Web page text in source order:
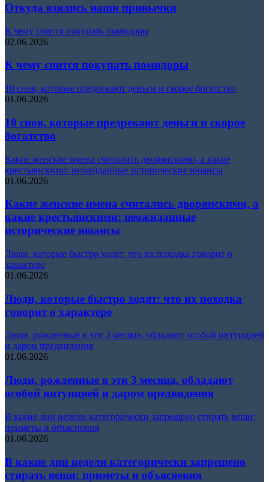
Откуда взялись наши привычки
К чему снится покупать помидоры
02.06.2026
К чему снится покупать помидоры
10 снов, которые предрекают деньги и скорое богатство
01.06.2026
10 снов, которые предрекают деньги и скорое
богатство
Какие женские имена считались дворянскими, а какие
крестьянскими: неожиданные исторические нюансы
01.06.2026
Какие женские имена считались дворянскими, а
какие крестьянскими: неожиданные
исторические нюансы
Люди, которые быстро ходят: что их походка говорит о
характере
01.06.2026
Люди, которые быстро ходят: что их походка
говорит о характере
Люди, рожденные в эти 3 месяца, обладают особой интуицией
и даром предвидения
01.06.2026
Люди, рожденные в эти 3 месяца, обладают
особой интуицией и даром предвидения
В какие дни недели категорически запрещено стирать вещи:
приметы и объяснения
01.06.2026
В какие дни недели категорически запрещено
стирать вещи: приметы и объяснения